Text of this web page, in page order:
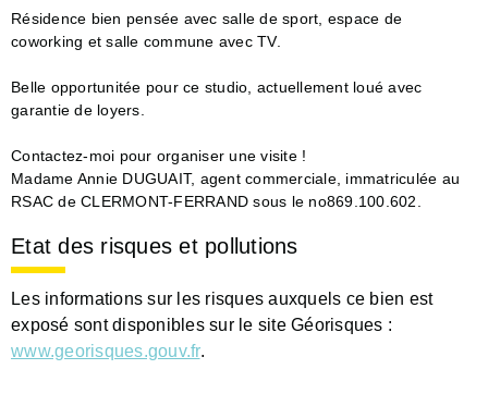
Résidence bien pensée avec salle de sport, espace de
coworking et salle commune avec TV.
Belle opportunitée pour ce studio, actuellement loué avec
garantie de loyers.
Contactez-moi pour organiser une visite !
Madame Annie DUGUAIT, agent commerciale, immatriculée au
RSAC de CLERMONT-FERRAND sous le no869.100.602.
Etat des risques et pollutions
Les informations sur les risques auxquels ce bien est
exposé sont disponibles sur le site Géorisques :
www.georisques.gouv.fr.